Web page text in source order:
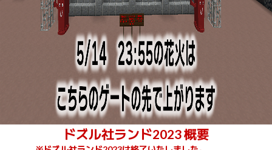
ドズル社ランド2023 概要